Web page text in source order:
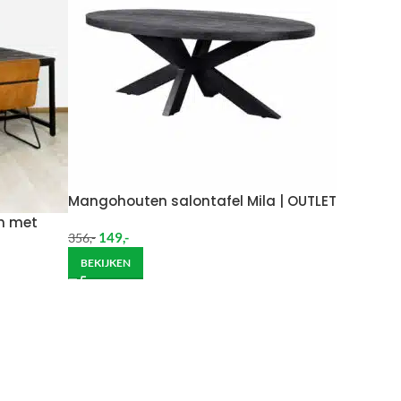
je het meubel gemonteerd hebben op een
moet helpen om de goederen op de juiste
bezorging op begane grond rekenen wij
met
Mangohouten salontafel Mila | OUTLET
356,- 149,-
BEKIJKEN